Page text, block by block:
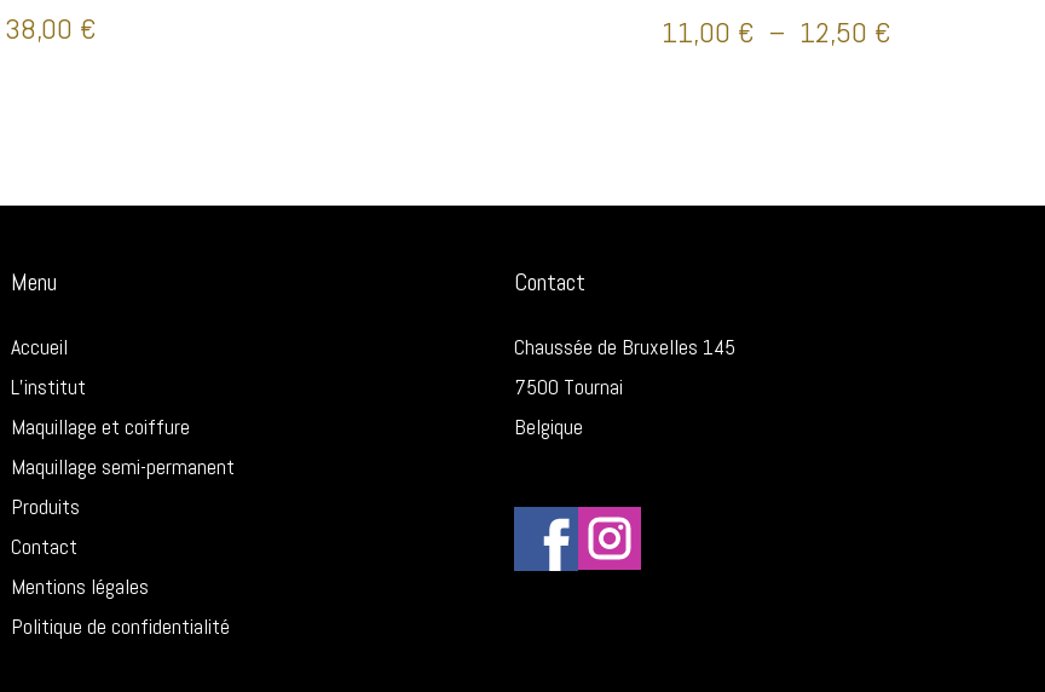
38,00 €
11,00 € – 12,50 €
Menu
Accueil
L’institut
Maquillage et coiffure
Maquillage semi-permanent
Produits
Contact
Mentions légales
Politique de confidentialité
Contact
Chaussée de Bruxelles 145
7500 Tournai
Belgique